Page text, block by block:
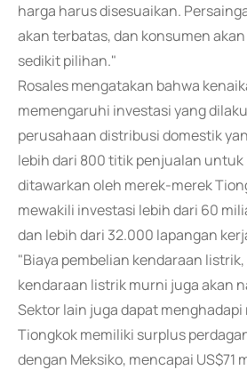
harga harus disesuaikan.
akan terbatas, dan konsumen
sedikit pilihan."
Rosales mengatakan bahwa
memengaruhi investasi yang
perusahaan distribusi domestik
lebih dari 800 titik penjualan
ditawarkan oleh merek-merek
mewakili investasi lebih dari 60
dan lebih dari 32.000 lapangan
"Biaya pembelian kendaraan
kendaraan listrik murni juga akan
Sektor lain juga dapat menghadapi
Tiongkok memiliki surplus
dengan Meksiko, mencapai US$71